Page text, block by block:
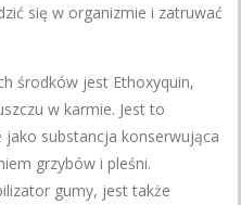
się w organizmie i zatruwać
środków jest Ethoxyquin,
w karmie. Jest to
substancja konserwująca
grzybów i pleśni.
gumy, jest także